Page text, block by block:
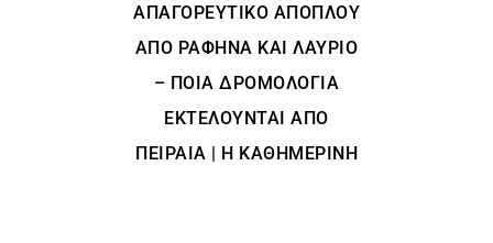
ΑΠΑΓΟΡΕΥΤΙΚΌ ΑΠΌΠΛΟΥ
ΑΠΌ ΡΑΦΉΝΑ ΚΑΙ ΛΑΎΡΙΟ
– ΠΟΙΑ ΔΡΟΜΟΛΌΓΙΑ
ΕΚΤΕΛΟΎΝΤΑΙ ΑΠΌ
ΠΕΙΡΑΙΆ | Η ΚΑΘΗΜΕΡΙΝΗ